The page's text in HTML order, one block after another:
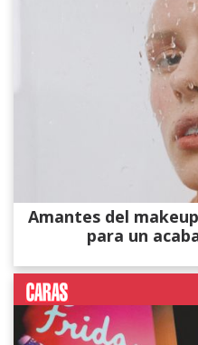
Amantes del
para un